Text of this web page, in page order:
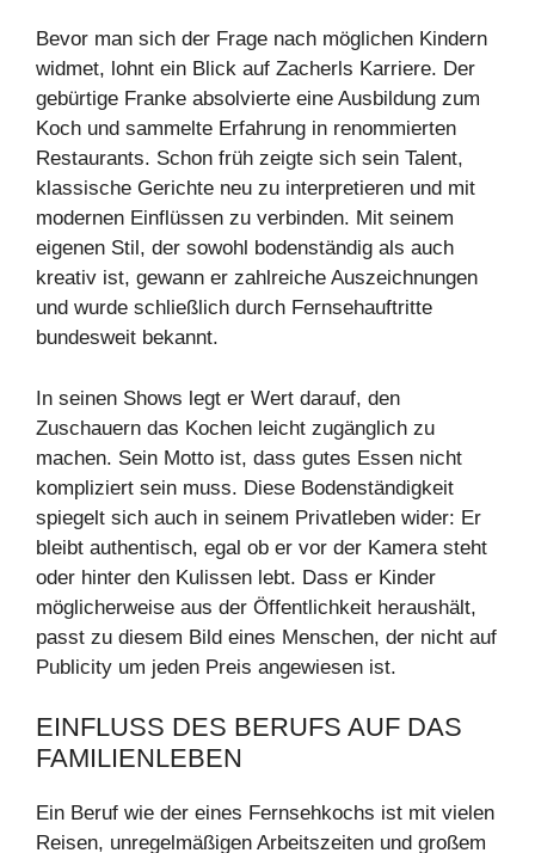
Bevor man sich der Frage nach möglichen Kindern
widmet, lohnt ein Blick auf Zacherls Karriere. Der
gebürtige Franke absolvierte eine Ausbildung zum
Koch und sammelte Erfahrung in renommierten
Restaurants. Schon früh zeigte sich sein Talent,
klassische Gerichte neu zu interpretieren und mit
modernen Einflüssen zu verbinden. Mit seinem
eigenen Stil, der sowohl bodenständig als auch
kreativ ist, gewann er zahlreiche Auszeichnungen
und wurde schließlich durch Fernsehauftritte
bundesweit bekannt.
In seinen Shows legt er Wert darauf, den
Zuschauern das Kochen leicht zugänglich zu
machen. Sein Motto ist, dass gutes Essen nicht
kompliziert sein muss. Diese Bodenständigkeit
spiegelt sich auch in seinem Privatleben wider: Er
bleibt authentisch, egal ob er vor der Kamera steht
oder hinter den Kulissen lebt. Dass er Kinder
möglicherweise aus der Öffentlichkeit heraushält,
passt zu diesem Bild eines Menschen, der nicht auf
Publicity um jeden Preis angewiesen ist.
EINFLUSS DES BERUFS AUF DAS
FAMILIENLEBEN
Ein Beruf wie der eines Fernsehkochs ist mit vielen
Reisen, unregelmäßigen Arbeitszeiten und großem